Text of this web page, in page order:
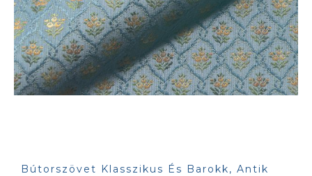
Bútorszövet Klasszikus És Barokk, Antik